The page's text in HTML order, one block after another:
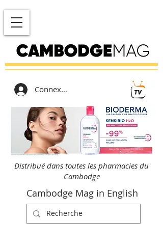
Connexion
Distribué dans toutes les pharmacies du
Cambodge
Cambodge Mag in English